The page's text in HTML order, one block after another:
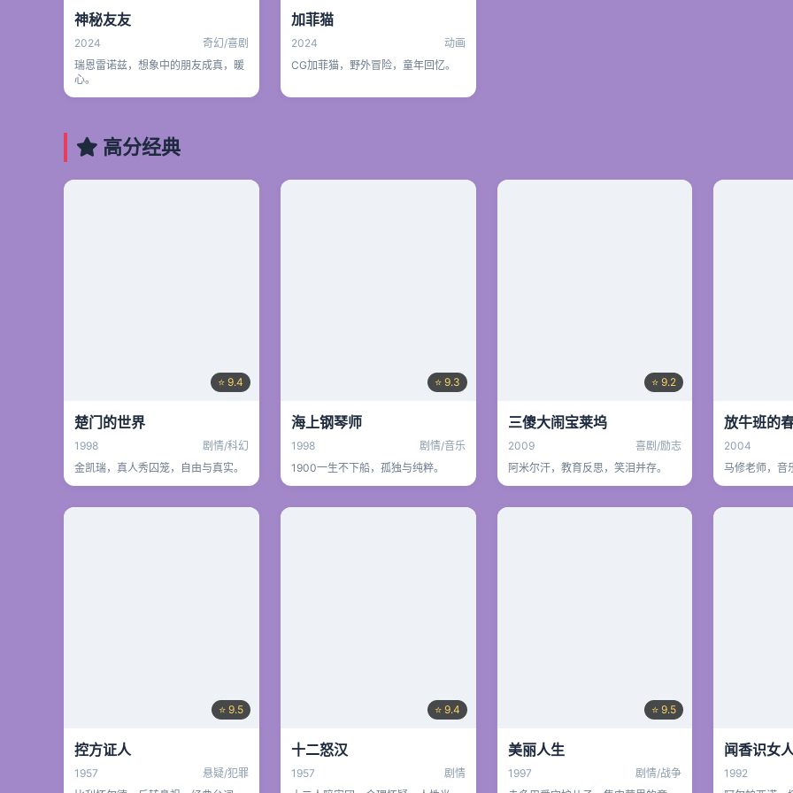
神秘友友
2024
奇幻/喜剧
瑞恩雷诺兹，想象中的朋友成真，暖
心。
加菲猫
2024
动画
CG加菲猫，野外冒险，童年回忆。
高分经典
⭐ 9.4
楚门的世界
1998
剧情/科幻
金凯瑞，真人秀囚笼，自由与真实。
⭐ 9.3
海上钢琴师
1998
剧情/音乐
1900一生不下船，孤独与纯粹。
⭐ 9.2
三傻大闹宝莱坞
2009
喜剧/励志
阿米尔汗，教育反思，笑泪并存。
放牛班的
2004
马修老师，音
⭐ 9.5
控方证人
1957
悬疑/犯罪
⭐ 9.4
十二怒汉
1957
剧情
⭐ 9.5
美丽人生
1997
剧情/战争
闻香识女
1992